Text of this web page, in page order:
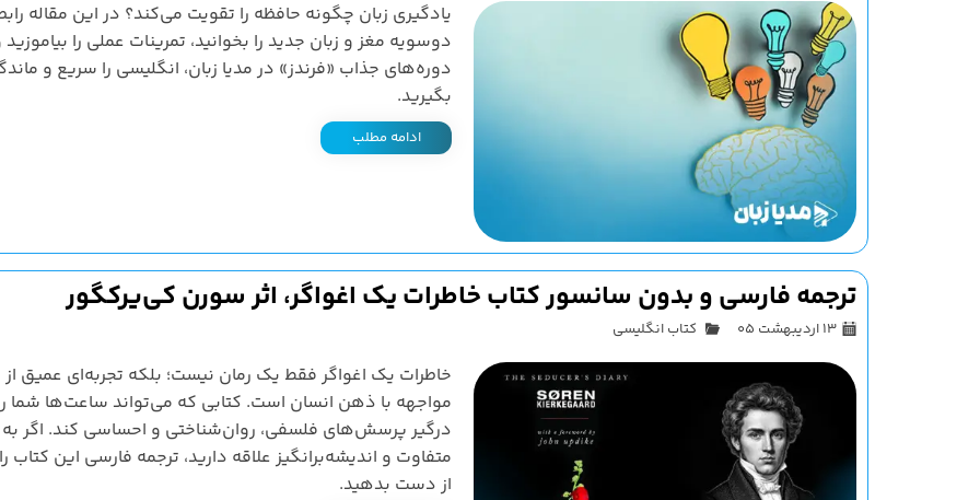
یادگیری زبان چگونه حافظه را تقویت می‌کند؟ در این مقاله
دوسویه مغز و زبان جدید را بخوانید، تمرینات عملی را بیاموزید
دوره‌های جذاب «فرندز» در مدیا زبان، انگلیسی را سریع و
بگیرید.
ادامه مطلب
ترجمه فارسی و بدون سانسور کتاب خاطرات یک اغواگر، اثر سورن کی‌یرکگور
۱۳ اردیبهشت ۰۵ کتاب انگلیسی
خاطرات یک اغواگر فقط یک رمان نیست؛ بلکه تجربه‌ای عمیق از
مواجهه با ذهن انسان است. کتابی که می‌تواند ساعت‌ها شما
درگیر پرسش‌های فلسفی، روان‌شناختی و احساسی کند. اگر به
متفاوت و اندیشه‌برانگیز علاقه دارید، ترجمه فارسی این کتاب را
از دست بدهید.